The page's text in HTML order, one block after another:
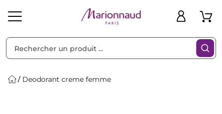
Deodorant creme femme
Filtres